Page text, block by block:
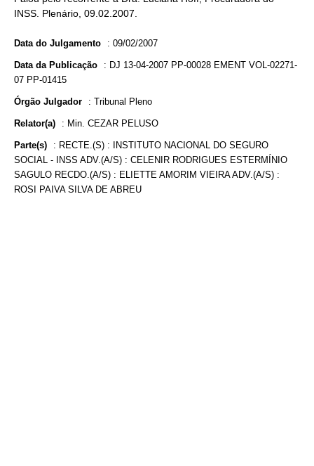
INSS. Plenário, 09.02.2007.
Data do Julgamento : 09/02/2007
Data da Publicação : DJ 13-04-2007 PP-00028 EMENT VOL-02271-
07 PP-01415
Órgão Julgador : Tribunal Pleno
Relator(a) : Min. CEZAR PELUSO
Parte(s) : RECTE.(S) : INSTITUTO NACIONAL DO SEGURO
SOCIAL - INSS ADV.(A/S) : CELENIR RODRIGUES ESTERMÍNIO
SAGULO RECDO.(A/S) : ELIETTE AMORIM VIEIRA ADV.(A/S) :
ROSI PAIVA SILVA DE ABREU